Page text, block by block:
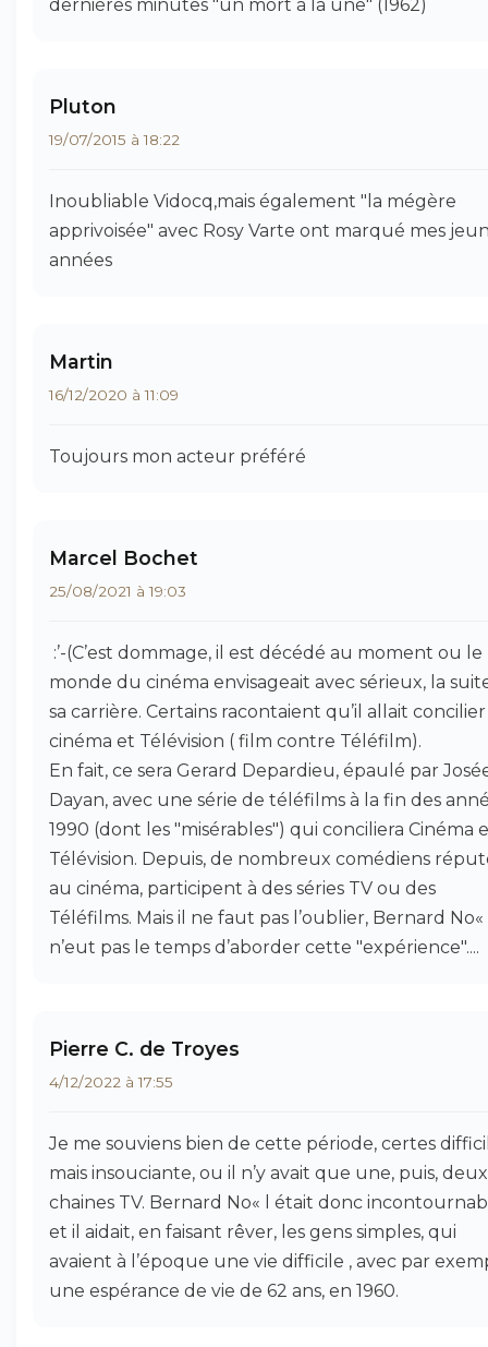
dernières minutes "un mort à la une" (1962)
Pluton
19/07/2015 à 18:22
Inoubliable Vidocq,mais également "la mégère
apprivoisée" avec Rosy Varte ont marqué mes
années
Martin
16/12/2020 à 11:09
Toujours mon acteur préféré
Marcel Bochet
25/08/2021 à 19:03
:’-(C’est dommage, il est décédé au moment ou le
monde du cinéma envisageait avec sérieux, la
sa carrière. Certains racontaient qu’il allait concilier
cinéma et Télévision ( film contre Téléfilm).
En fait, ce sera Gerard Depardieu, épaulé par
Dayan, avec une série de téléfilms à la fin des
1990 (dont les "misérables") qui conciliera Cinéma
Télévision. Depuis, de nombreux comédiens
au cinéma, participent à des séries TV ou des
Téléfilms. Mais il ne faut pas l’oublier, Bernard No«
n’eut pas le temps d’aborder cette "expérience"....
Pierre C. de Troyes
4/12/2022 à 17:55
Je me souviens bien de cette période, certes
mais insouciante, ou il n’y avait que une, puis, deux
chaines TV. Bernard No« l était donc
et il aidait, en faisant rêver, les gens simples, qui
avaient à l’époque une vie difficile , avec par
une espérance de vie de 62 ans, en 1960.